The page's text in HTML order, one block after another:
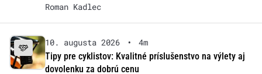
Roman Kadlec
10. augusta 2026 •
4m
Tipy pre cyklistov: Kvalitné príslušenstvo na výlety aj
dovolenku za dobrú cenu